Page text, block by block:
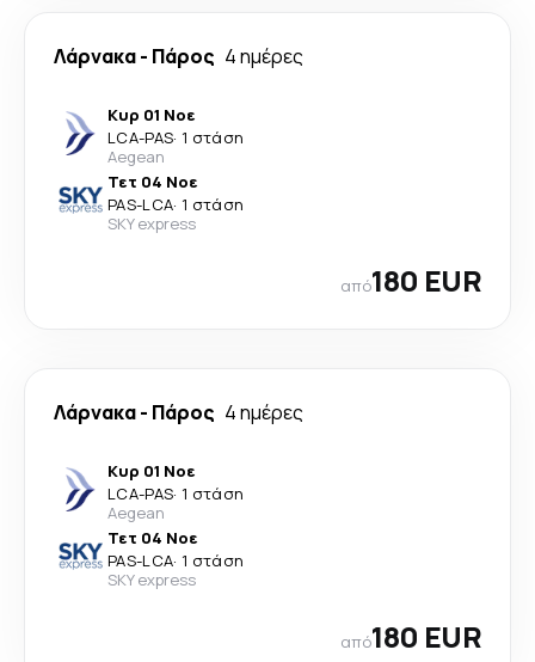
Λάρνακα- Πάρος 4 ημέρες
Κυρ 01 Νοε
LCA-PAS· 1 στάση
Aegean
Τετ 04 Νοε
PAS-LCA· 1 στάση
SKY express
από180 EUR
Λάρνακα- Πάρος 4 ημέρες
Κυρ 01 Νοε
LCA-PAS· 1 στάση
Aegean
Τετ 04 Νοε
PAS-LCA· 1 στάση
SKY express
από180 EUR